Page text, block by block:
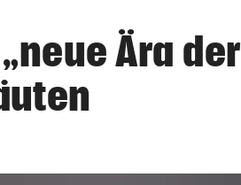
Ära der